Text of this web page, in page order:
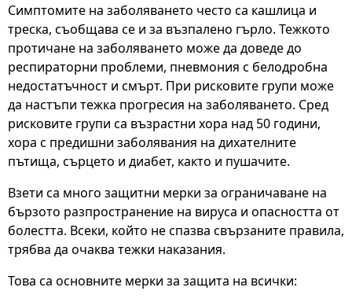
Симптомите на заболяването често са кашлица и
треска, съобщава се и за възпалено гърло. Тежкото
протичане на заболяването може да доведе до
респираторни проблеми, пневмония с белодробна
недостатъчност и смърт. При рисковите групи може
да настъпи тежка прогресия на заболяването. Сред
рисковите групи са възрастни хора над 50 години,
хора с предишни заболявания на дихателните
пътища, сърцето и диабет, както и пушачите.
Взети са много защитни мерки за ограничаване на
бързото разпространение на вируса и опасността от
болестта. Всеки, който не спазва свързаните правила,
трябва да очаква тежки наказания.
Това са основните мерки за защита на всички: